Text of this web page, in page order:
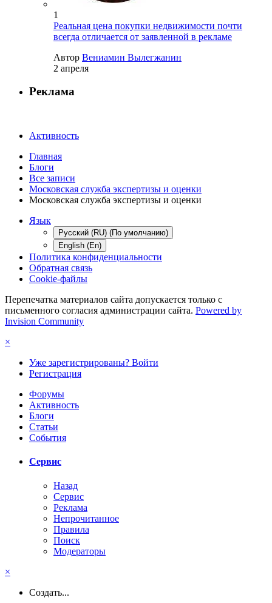
1
Реальная цена покупки недвижимости почти
всегда отличается от заявленной в рекламе
Автор Вениамин Вылегжанин
2 апреля
Реклама
Активность
Главная
Блоги
Все записи
Московская служба экспертизы и оценки
Московская служба экспертизы и оценки
Язык
Русский (RU) (По умолчанию)
English (En)
Политика конфиденциальности
Обратная связь
Cookie-файлы
Перепечатка материалов сайта допускается только с
письменного согласия администрации сайта. Powered by
Invision Community
×
Уже зарегистрированы? Войти
Регистрация
Форумы
Активность
Блоги
Статьи
События
Сервис
Назад
Сервис
Реклама
Непрочитанное
Правила
Поиск
Модераторы
×
Создать...